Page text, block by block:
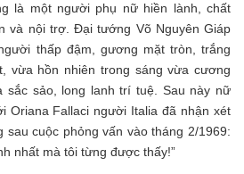
là một người phụ nữ hiền lành, chất
và nội trợ. Đại tướng Võ Nguyên Giáp
thấp đậm, gương mặt tròn, trắng
vừa hồn nhiên trong sáng vừa cương
sắc sảo, long lanh trí tuệ. Sau này nữ
Oriana Fallaci người Italia đã nhận xét
cuộc phỏng vấn vào tháng 2/1969:
nhất mà tôi từng được thấy!”